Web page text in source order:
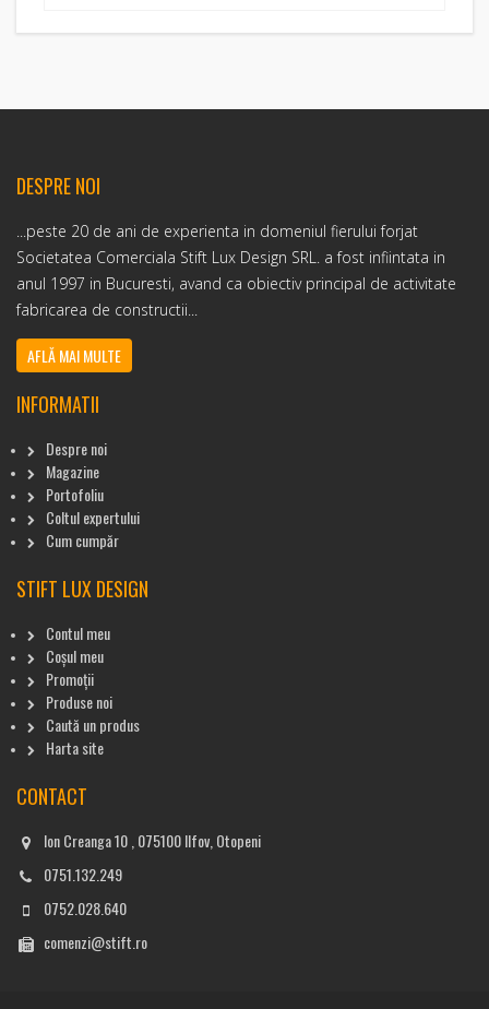
DESPRE NOI
...peste 20 de ani de experienta in domeniul fierului forjat
Societatea Comerciala Stift Lux Design SRL. a fost infiintata in
anul 1997 in Bucuresti, avand ca obiectiv principal de activitate
fabricarea de constructii...
AFLĂ MAI MULTE
INFORMATII
Despre noi
Magazine
Portofoliu
Coltul expertului
Cum cumpăr
STIFT LUX DESIGN
Contul meu
Coșul meu
Promoții
Produse noi
Caută un produs
Harta site
CONTACT
Ion Creanga 10 , 075100 Ilfov, Otopeni
0751.132.249
0752.028.640
comenzi@stift.ro